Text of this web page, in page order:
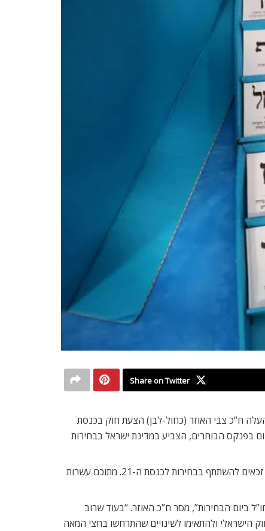
Share on Twitter
ח”כ צבי האוזר (כחול-לבן) הצעת חוק בכנסת
בפנקס הבוחרים, הצביע במדינת ישראל בבחירות
לפי נתוני הלשכה המרכזית לסטטיסטיקה, ישנם למעלה מ-550,000 אזרחים ישראלים השוהים מחוץ לישראל למעלה משנה, שהיו זכאים להשתתף בבחירות לכנסת ה-21. מתוכם עשרות
ביום הבחירות”, מסר ח”כ האוזר. “בעוד שרוב
הישראלי ולהתאימו לשינויים שהתרחשו בחצי המאה